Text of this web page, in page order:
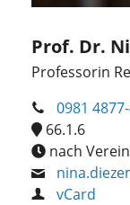
Prof. Dr.
Professorin
0981
66.1.6
nach
vCard